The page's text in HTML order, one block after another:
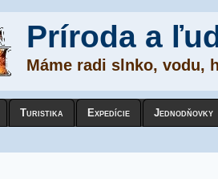
Príroda a
Máme radi slnko, vodu,
Turistika Expedície Jednodňovky
sa tu